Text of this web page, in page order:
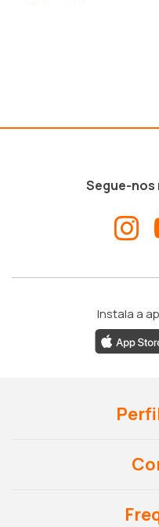
Segue-nos
Instala a